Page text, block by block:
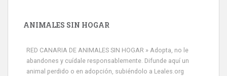
ANIMALES SIN HOGAR
RED CANARIA DE ANIMALES SIN HOGAR » Adopta, no le
abandones y cuídale responsablemente. Difunde aquí un
animal perdido o en adopción, subiéndolo a Leales.org